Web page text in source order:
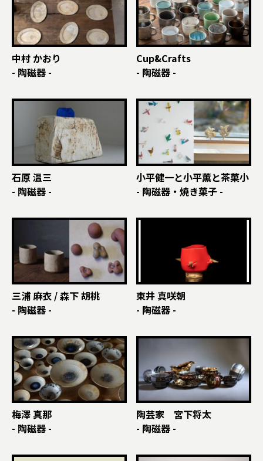
中村 かおり
- 陶磁器 -
Cup&Crafts
- 陶磁器 -
石原 温三
- 陶磁器 -
小平健一と小平薫と茶菓小
- 陶磁器・焼き菓子 -
三浦 麻衣 / 森下 胡桃
- 陶磁器 -
東井 真咲朝
- 陶磁器 -
梅澤 真那
- 陶磁器 -
陶芸家 宮下将太
- 陶磁器 -